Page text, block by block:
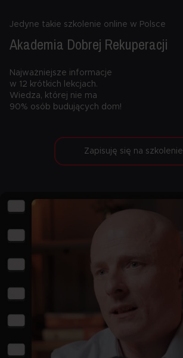
Jedyne takie szkolenie online w Polsce
Akademia Dobrej Rekuperacji
Najważniejsze informacje
w 12 krótkich lekcjach.
Wiedza, której nie ma
90% osób budujących dom!
Zapisuję się na szkolenie